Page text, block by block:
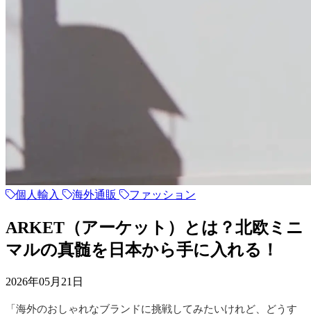
個人輸入 海外通販 ファッション
ARKET（アーケット）とは？北欧ミニ
マルの真髄を日本から手に入れる！
2026年05月21日
「海外のおしゃれなブランドに挑戦してみたいけれど、どうす